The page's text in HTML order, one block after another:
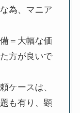
為、マニア
＝大幅な価
方が良いで
ケースは、
も有り、顕